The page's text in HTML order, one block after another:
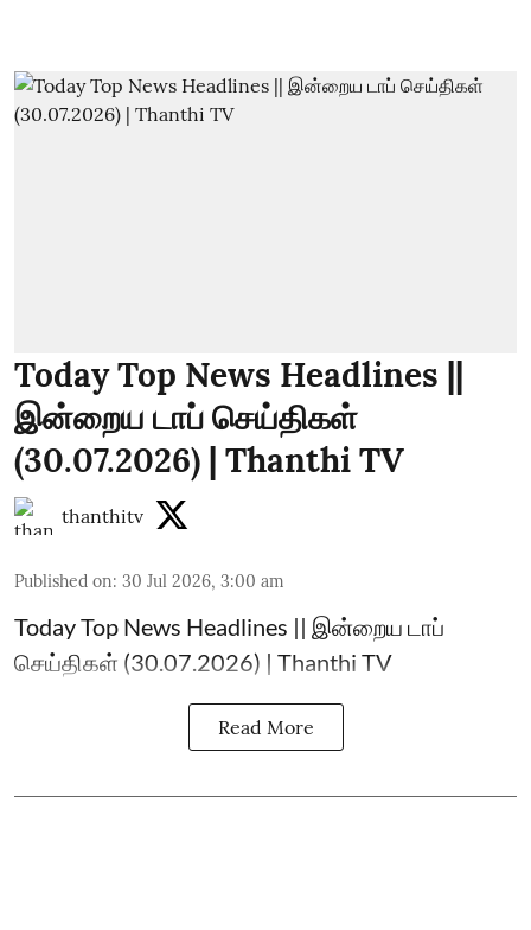
Today Top News Headlines ||
இன்றைய டாப் செய்திகள்
(30.07.2026) | Thanthi TV
thanthitv
Published on: 30 Jul 2026, 3:00 am
Today Top News Headlines || இன்றைய டாப்
செய்திகள் (30.07.2026) | Thanthi TV
Read More